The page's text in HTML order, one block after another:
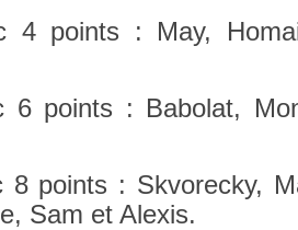
4 points : May,
6 points : Babolat,
8 points : Skvorec­ky,
Sam et Al­exis.